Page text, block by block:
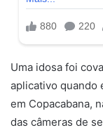
Uma idosa foi
aplicativo quando
em Copacabana,
das câmeras de